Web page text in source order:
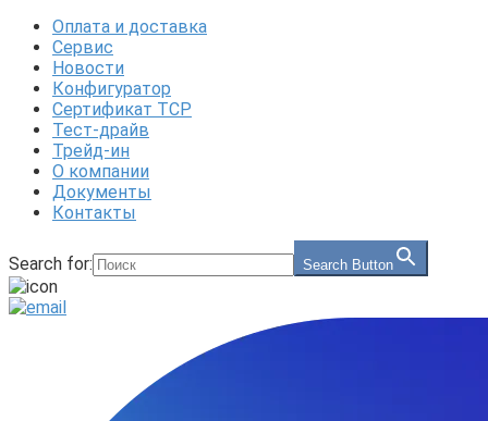
Оплата и доставка
Сервис
Новости
Конфигуратор
Сертификат ТСР
Тест-драйв
Трейд-ин
О компании
Документы
Контакты
Search for: Search Button